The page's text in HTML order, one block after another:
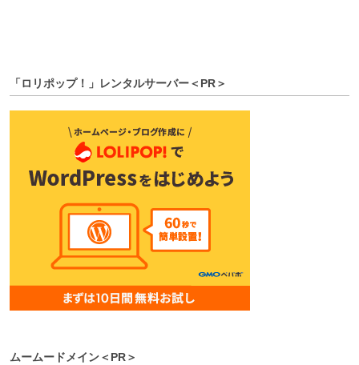
「ロリポップ！」レンタルサーバー＜PR＞
ムームードメイン＜PR＞